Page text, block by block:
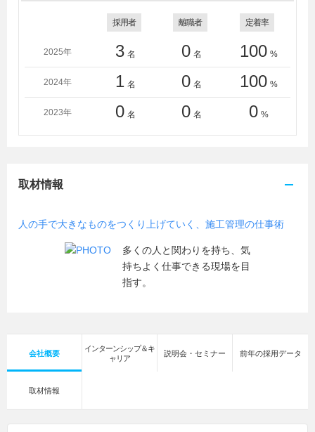
採用者 離職者 定着率
2025年 3 名 0 名 100 %
2024年 1 名 0 名 100 %
2023年 0 名 0 名 0 %
取材情報
人の手で大きなものをつくり上げていく、施工管理の仕事術
多くの人と関わりを持ち、気
持ちよく仕事できる現場を目
指す。
会社概要
インターンシップ＆キ
ャリア
説明会・セミナー 前年の採用データ
取材情報